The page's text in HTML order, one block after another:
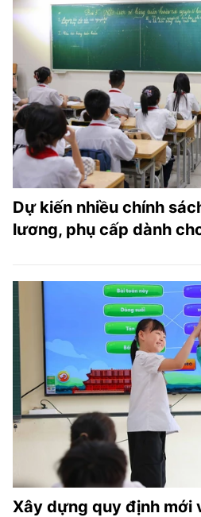
Dự kiến nhiều chính
lương, phụ cấp dành
Xây dựng quy định mới